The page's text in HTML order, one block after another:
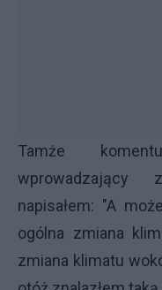
Tamże
wprowadzający
napisałem: "A
ogólna zmiana
zmiana klimatu